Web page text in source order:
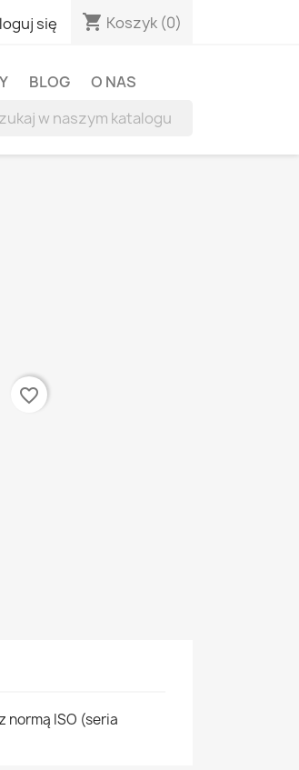
się shopping_cart Koszyk (0)
BLOG O NAS
favorite_border
normą ISO (seria